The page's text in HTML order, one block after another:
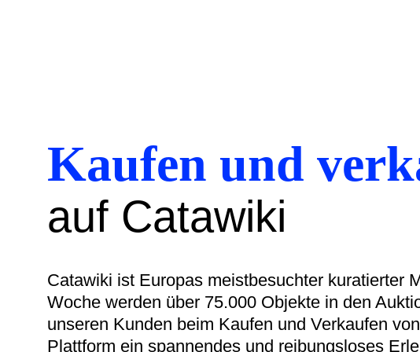
Kaufen und
auf Catawiki
Catawiki ist Europas meistbesuchter kuratierter
Woche werden über 75.000 Objekte in den
unseren Kunden beim Kaufen und Verkaufen
Plattform ein spannendes und reibungsloses